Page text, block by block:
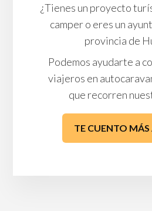
¿Tienes un proyecto
camper o eres un
provincia de
Podemos ayudarte a
viajeros en
que recorren
TE CUENTO